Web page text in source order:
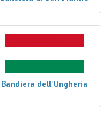
Bandiera dell'Ungheria